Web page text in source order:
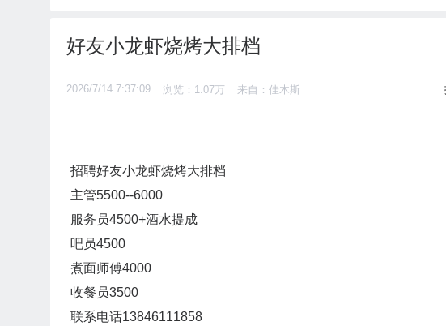
好友小龙虾烧烤大排档
2026/7/14 7:37:09 浏览：1.07万 来自：佳木斯
招聘好友小龙虾烧烤大排档
主管5500--6000
服务员4500+酒水提成
吧员4500
煮面师傅4000
收餐员3500
联系电话13846111858